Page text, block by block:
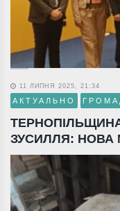
11 ЛИПНЯ 2025, 21:34
АКТУАЛЬНО
ЗУСИЛЛЯ: НОВА